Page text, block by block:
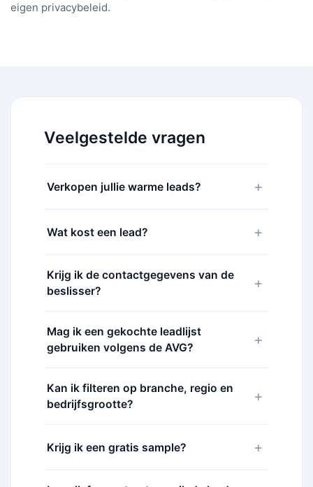
eigen privacybeleid.
Veelgestelde vragen
Verkopen jullie warme leads? +
Wat kost een lead? +
Krijg ik de contactgegevens van de
beslisser?
+
Mag ik een gekochte leadlijst
gebruiken volgens de AVG?
+
Kan ik filteren op branche, regio en
bedrijfsgrootte?
+
Krijg ik een gratis sample? +